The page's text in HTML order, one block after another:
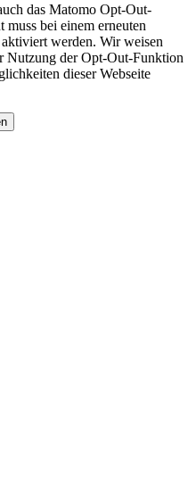
das Matomo Opt-Out-
bei einem erneuten
werden. Wir weisen
Nutzung der Opt-Out-Funktion
dieser Webseite